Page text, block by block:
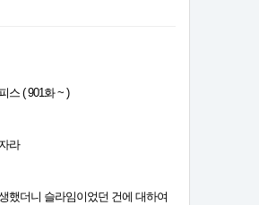
스 ( 901화 ~ )
라
했더니 슬라임이었던 건에 대하여